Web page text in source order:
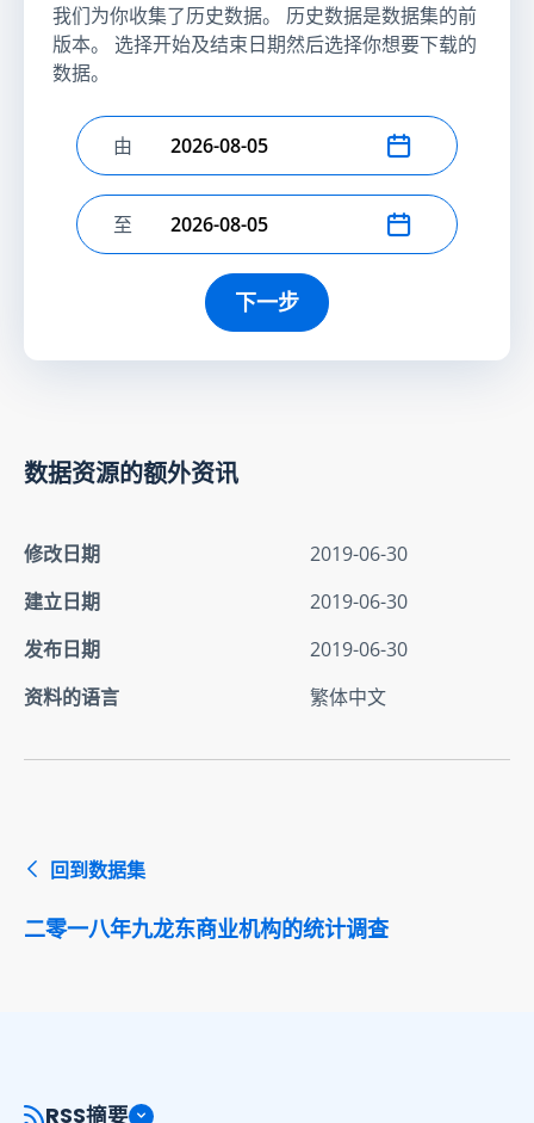
我们为你收集了历史数据。 历史数据是数据集的前
版本。 选择开始及结束日期然后选择你想要下载的
数据。
选择开始日期
由
选择结束日期
至
下一步
数据资源的额外资讯
修改日期
2019-06-30
建立日期
2019-06-30
发布日期
2019-06-30
资料的语言
繁体中文
回到数据集
二零一八年九龙东商业机构的统计调查
RSS摘要